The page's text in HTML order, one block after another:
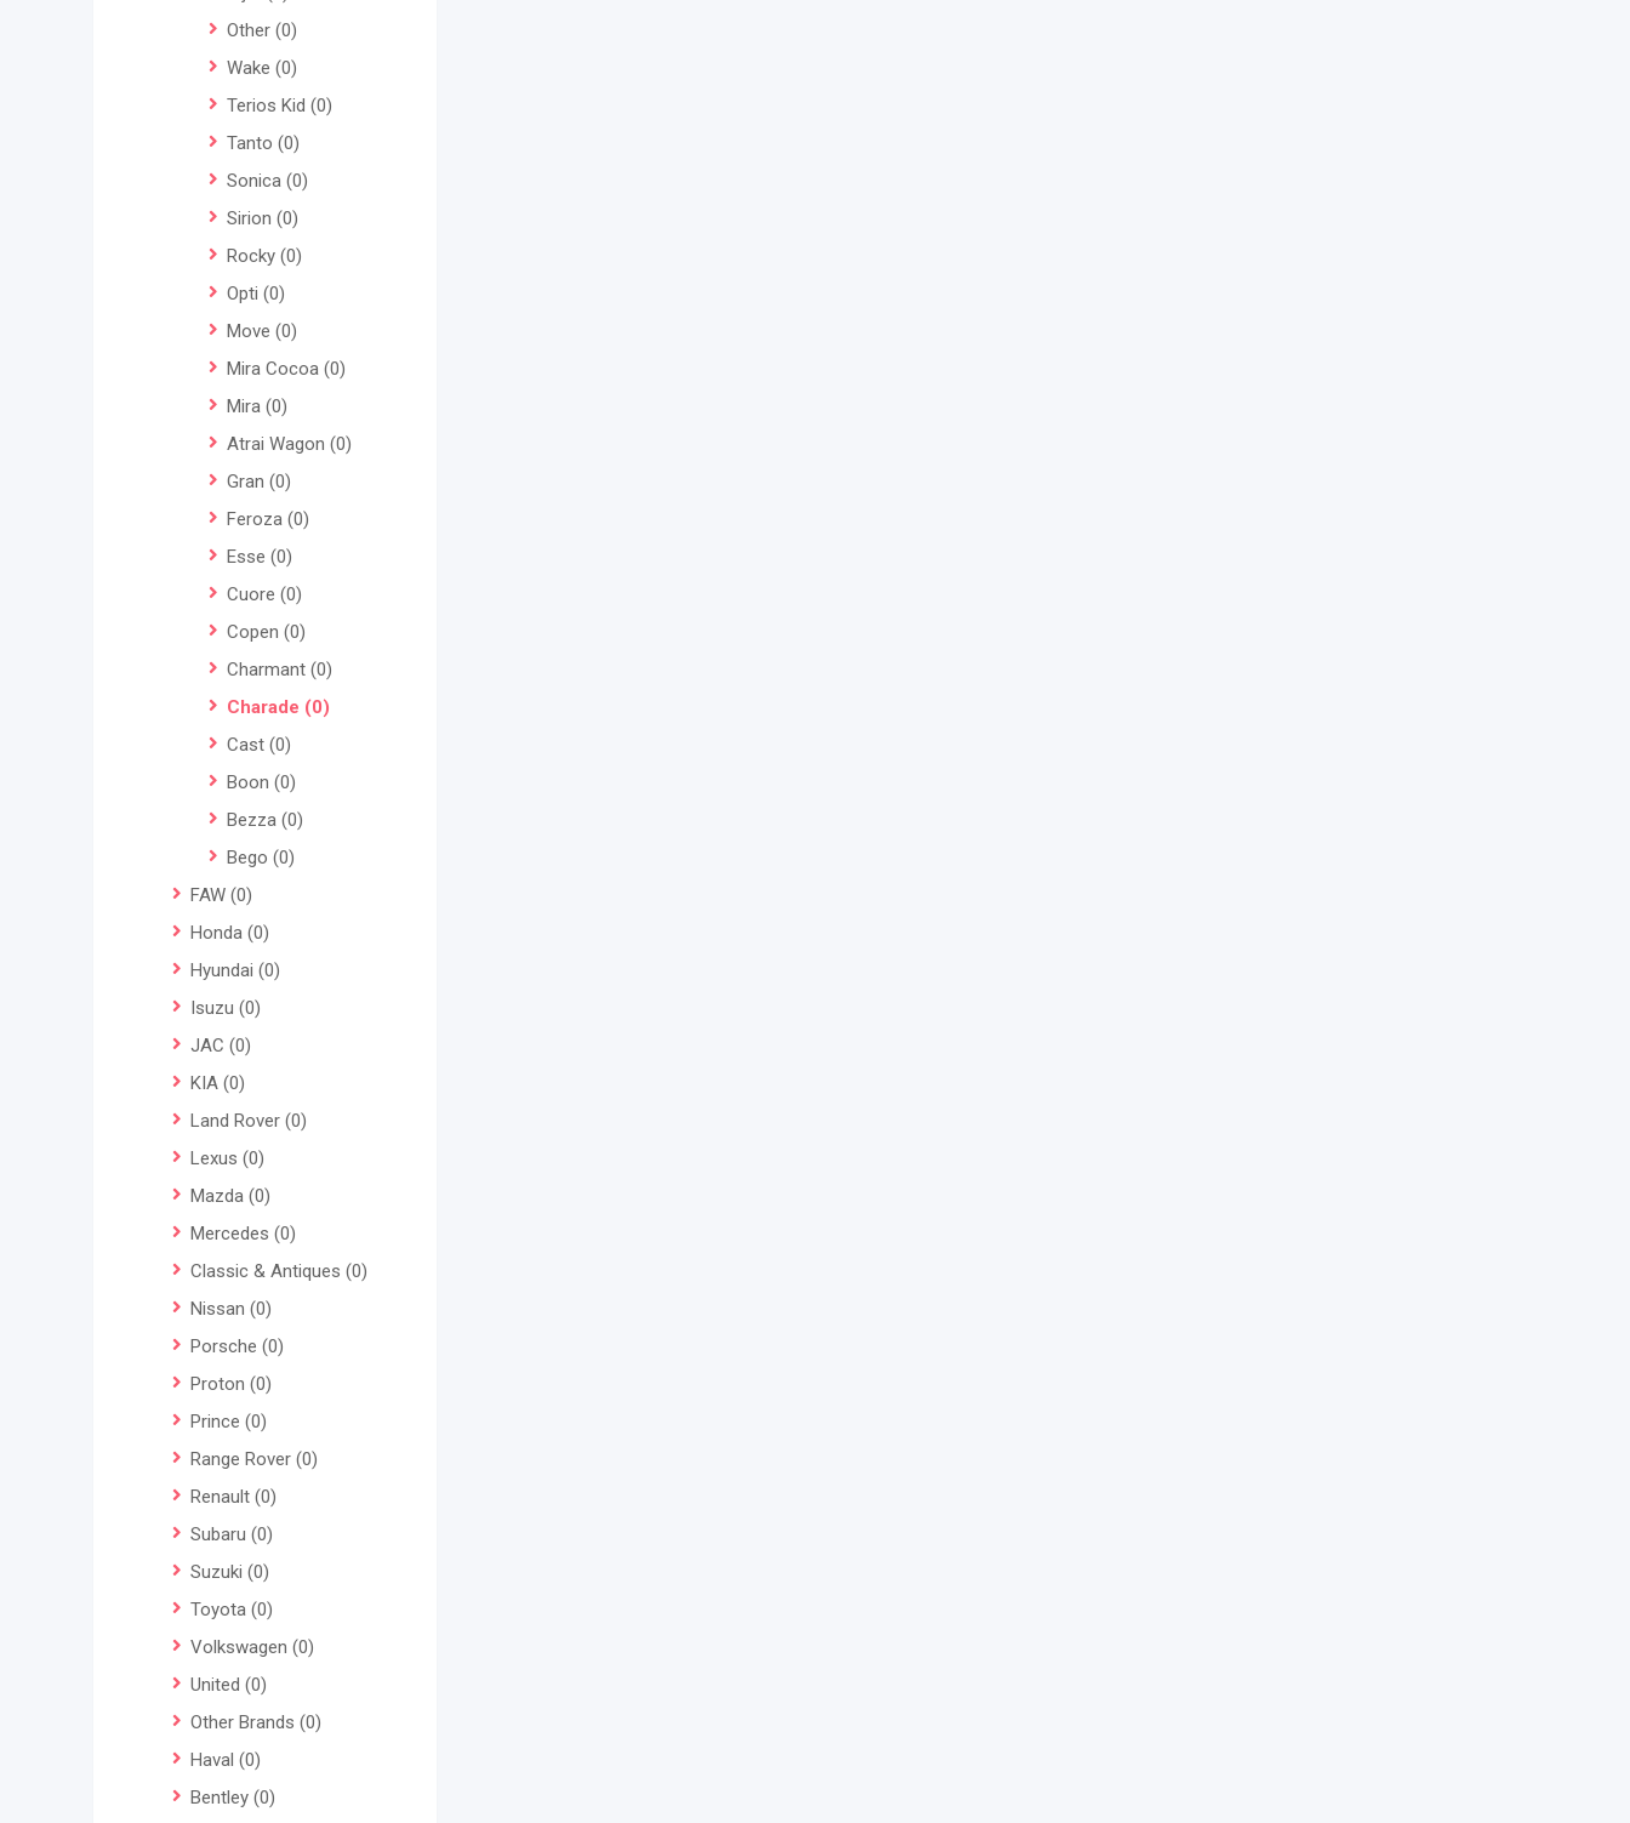
Other (0)
Wake (0)
Terios Kid (0)
Tanto (0)
Sonica (0)
Sirion (0)
Rocky (0)
Opti (0)
Move (0)
Mira Cocoa (0)
Mira (0)
Atrai Wagon (0)
Gran (0)
Feroza (0)
Esse (0)
Cuore (0)
Copen (0)
Charmant (0)
Charade (0)
Cast (0)
Boon (0)
Bezza (0)
Bego (0)
FAW (0)
Honda (0)
Hyundai (0)
Isuzu (0)
JAC (0)
KIA (0)
Land Rover (0)
Lexus (0)
Mazda (0)
Mercedes (0)
Classic & Antiques (0)
Nissan (0)
Porsche (0)
Proton (0)
Prince (0)
Range Rover (0)
Renault (0)
Subaru (0)
Suzuki (0)
Toyota (0)
Volkswagen (0)
United (0)
Other Brands (0)
Haval (0)
Bentley (0)